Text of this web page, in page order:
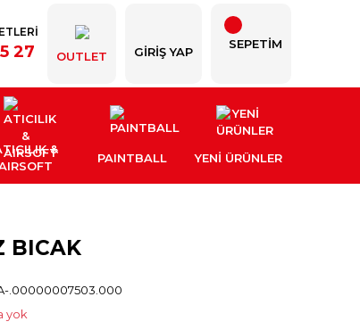
27 OUTLET GIRIŞ YAP
SEPETİM
&
PAINTBALL YENI ÜRÜNLER
BICAK
.00000007503.000
yok